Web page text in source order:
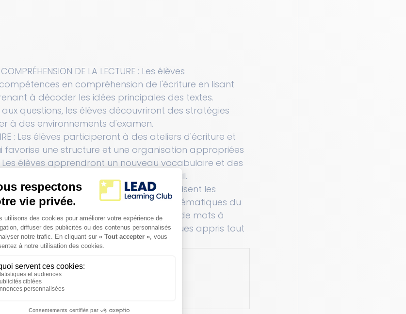
DE LA LECTURE : Les élèves
en compréhension de l'écriture en lisant
à décoder les idées principales des textes.
questions, les élèves découvriront des stratégies
à des environnements d'examen.
: Les élèves participeront à des ateliers d'écriture et
favorise une structure et une organisation appropriées
Les élèves apprendront un nouveau vocabulaire et des
qui renforceront la qualité de leur travail.
SOLUTION DE PROBLÈMES : Les élèves révisent les
programme d'enseignement des mathématiques du
exposera les élèves à des problèmes de mots à
appliqueront les concepts mathématiques appris tout
Exam - English (1:1)